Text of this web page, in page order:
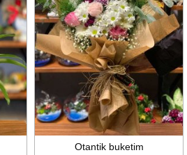
Otantik buketim